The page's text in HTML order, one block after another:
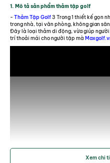
Cấu tạo
Mặt cỏ, đế cao su,
nhựa dây dài, tee
Màu sắc Xanh cỏ + Đế cao su
1. Mô tả sản phẩm thảm tập golf
- Thảm Tập Golf3 Trong 1 thiết kế gọn
trong nhà, tại văn phòng, không gian
Đây là loại thảm di động, vừa giúp
trí thoải mái cho người tập mà
Xem chi
Đánh giá
TTS31